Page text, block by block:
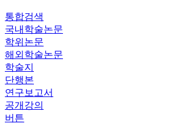
통합검색
국내학술논문
학위논문
해외학술논문
학술지
단행본
연구보고서
공개강의
버튼